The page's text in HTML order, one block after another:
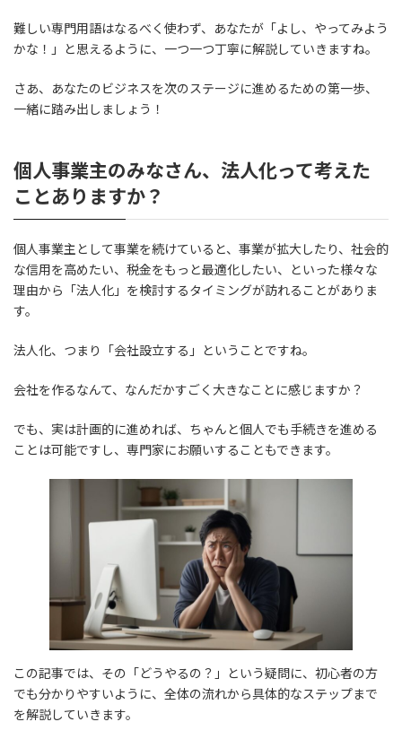
難しい専門用語はなるべく使わず、あなたが「よし、やってみよう
かな！」と思えるように、一つ一つ丁寧に解説していきますね。
さあ、あなたのビジネスを次のステージに進めるための第一歩、
一緒に踏み出しましょう！
個人事業主のみなさん、法人化って考えた
ことありますか？
個人事業主として事業を続けていると、事業が拡大したり、社会的
な信用を高めたい、税金をもっと最適化したい、といった様々な
理由から「法人化」を検討するタイミングが訪れることがありま
す。
法人化、つまり「会社設立する」ということですね。
会社を作るなんて、なんだかすごく大きなことに感じますか？
でも、実は計画的に進めれば、ちゃんと個人でも手続きを進める
ことは可能ですし、専門家にお願いすることもできます。
この記事では、その「どうやるの？」という疑問に、初心者の方
でも分かりやすいように、全体の流れから具体的なステップまで
を解説していきます。